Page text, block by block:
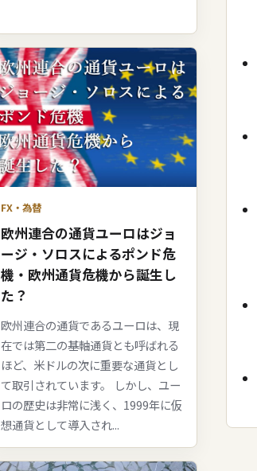
FX・為替
欧州連合の通貨ユーロはジョ
ージ・ソロスによるポンド危
機・欧州通貨危機から誕生し
た？
欧州連合の通貨であるユーロは、現
在では第二の基軸通貨とも呼ばれる
ほど、米ドルの次に重要な通貨とし
て取引されています。 しかし、ユー
ロの歴史は非常に浅く、1999年に仮
想通貨として導入され...